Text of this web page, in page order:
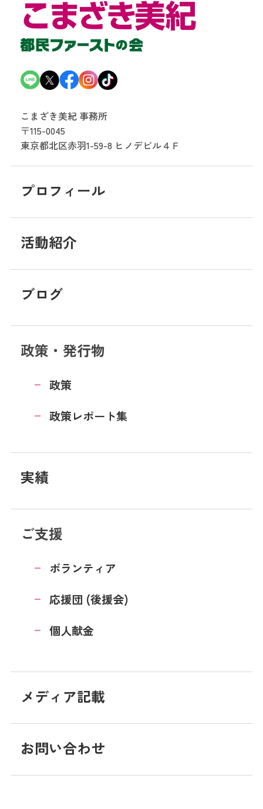
こまざき美紀 事務所
〒115-0045
東京都北区赤羽1-59-8 ヒノデビル４Ｆ
プロフィール
活動紹介
ブログ
政策・発行物
政策
政策レポート集
実績
ご支援
ボランティア
応援団 (後援会)
個人献金
メディア記載
お問い合わせ